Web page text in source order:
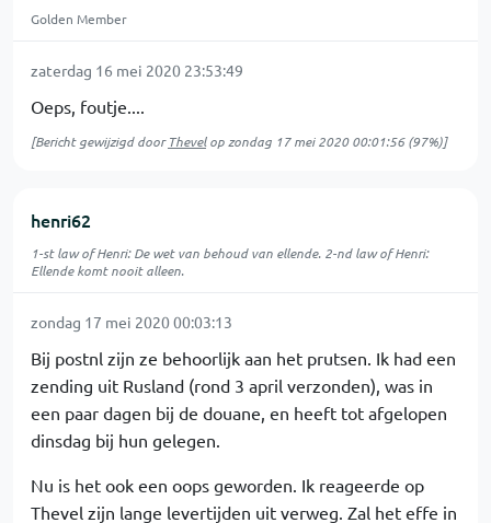
Golden Member
zaterdag 16 mei 2020 23:53:49
Oeps, foutje....
[Bericht gewijzigd doorThevelopzondag 17 mei 2020 00:01:56(97%)]
henri62
1-st law of Henri: De wet van behoud van ellende. 2-nd law of Henri:
Ellende komt nooit alleen.
zondag 17 mei 2020 00:03:13
Bij postnl zijn ze behoorlijk aan het prutsen. Ik had een
zending uit Rusland (rond 3 april verzonden), was in
een paar dagen bij de douane, en heeft tot afgelopen
dinsdag bij hun gelegen.
Nu is het ook een oops geworden. Ik reageerde op
Thevel zijn lange levertijden uit verweg. Zal het effe in